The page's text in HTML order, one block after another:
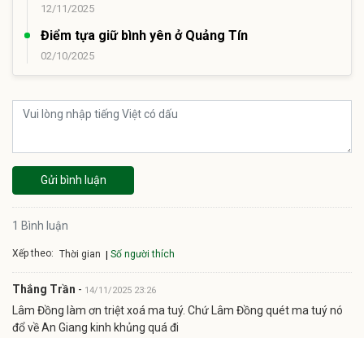
12/11/2025
Điểm tựa giữ bình yên ở Quảng Tín
02/10/2025
Gửi bình luận
1 Bình luận
Xếp theo: Thời gian Số người thích
Thắng Trần - 14/11/2025 23:26
Lâm Đồng làm ơn triệt xoá ma tuý. Chứ Lâm Đồng quét ma tuý nó
đổ về An Giang kinh khủng quá đi